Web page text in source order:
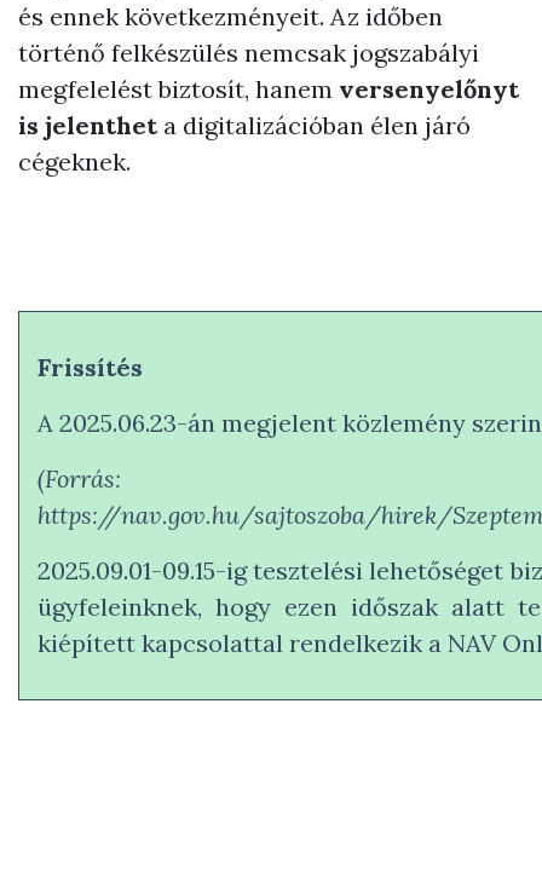
és ennek következményeit. Az időben
történő felkészülés nemcsak jogszabályi
megfelelést biztosít, hanem versenyelőnyt
is jelentheta digitalizációban élen járó
cégeknek.
Frissítés
A 2025.06.23-án megjelent közlemény
(Forrás:
https://nav.gov.hu/sajtoszoba/hirek/
2025.09.01-09.15-ig tesztelési lehetőséget
ügyfeleinknek, hogy ezen időszak alatt
kiépített kapcsolattal rendelkezik a NAV